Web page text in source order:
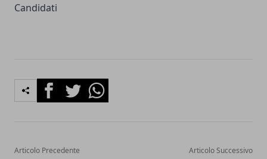
Candidati
FacebookTwitterWhatsapp
Articolo Precedente Articolo Successivo